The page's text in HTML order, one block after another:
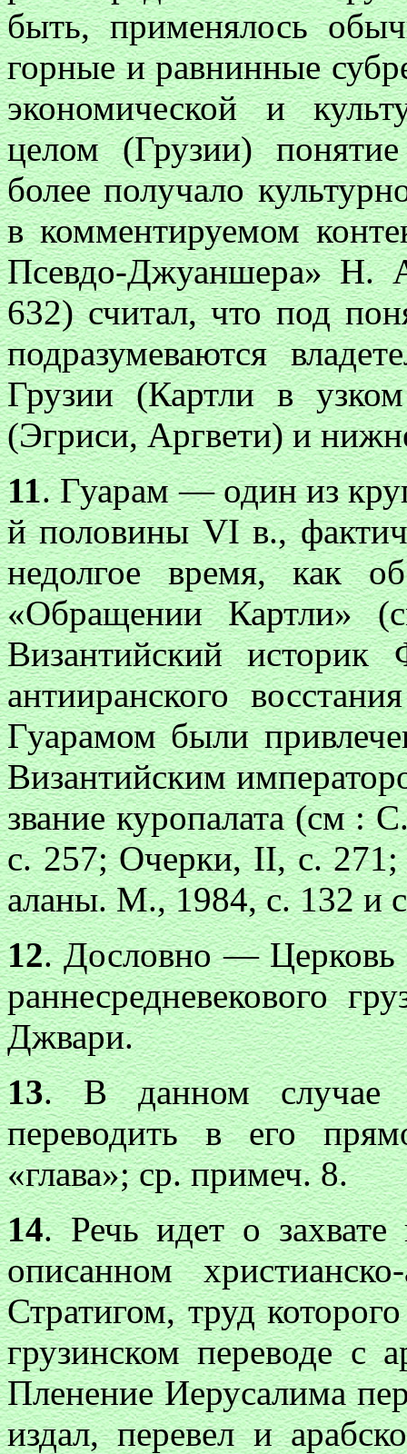
быть, применялось
горные и равнинные
экономической и
целом (Грузии)
более получало
в комментируемом
Псевдо-Джуаншера» Н.
632) считал, что под
подразумеваются
Грузии (Картли в
(Эгриси, Аргвети) и
11. Гуарам — один из
й половиныVIв.,
недолгое время, как
«Обращении Картли»
Византийский
антииранского
Гуарамом были
Византийским
звание куропалата (см :
с. 257; Очерки, II, с. 271;
аланы. М., 1984, с. 132 и
12. Дословно — Церковь
раннесредневекового
Джвари.
13. В данном
переводить в его
«глава»; ср. примеч. 8.
14. Речь идет о
описанном
Стратигом, труд
грузинском переводе с
Пленение Иерусалима
издал, перевел и